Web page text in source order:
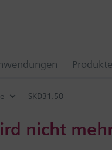
Produkte
SKD31.50
nicht